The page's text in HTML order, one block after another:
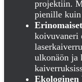
projektiin.
pienille
koivuvaneri
ulkonäön ja
Ekologinen